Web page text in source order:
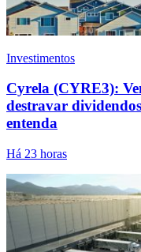
Investimentos
Cyrela (CYRE3):
destravar
entenda
Há 23 horas